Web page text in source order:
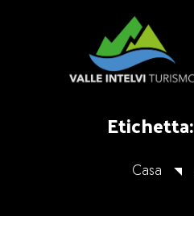
Etichetta:
Casa